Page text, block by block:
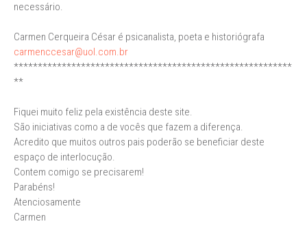
necessário.
Carmen Cerqueira César é psicanalista, poeta e historiógrafa
carmenccesar@uol.com.br
**********************************************************
**
Fiquei muito feliz pela existência deste site.
São iniciativas como a de vocês que fazem a diferença.
Acredito que muitos outros pais poderão se beneficiar deste
espaço de interlocução.
Contem comigo se precisarem!
Parabéns!
Atenciosamente
Carmen